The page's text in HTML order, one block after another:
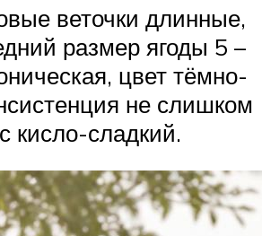
веточки длинные,
размер ягоды 5 –
цвет тёмно-
не слишком
кисло-сладкий.